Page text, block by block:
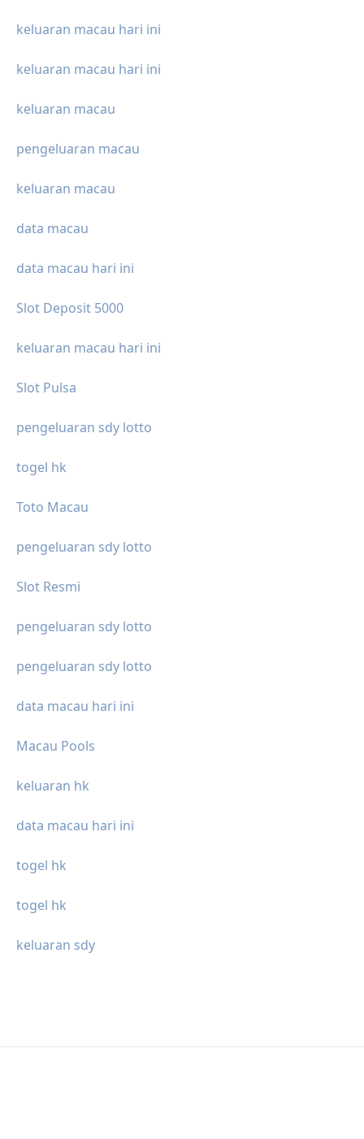
keluaran macau hari ini
keluaran macau hari ini
keluaran macau
pengeluaran macau
keluaran macau
data macau
data macau hari ini
Slot Deposit 5000
keluaran macau hari ini
Slot Pulsa
pengeluaran sdy lotto
togel hk
Toto Macau
pengeluaran sdy lotto
Slot Resmi
pengeluaran sdy lotto
pengeluaran sdy lotto
data macau hari ini
Macau Pools
keluaran hk
data macau hari ini
togel hk
togel hk
keluaran sdy